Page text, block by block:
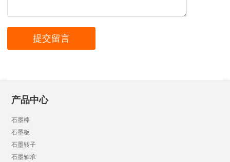
产品中心
石墨棒
石墨板
石墨转子
石墨轴承